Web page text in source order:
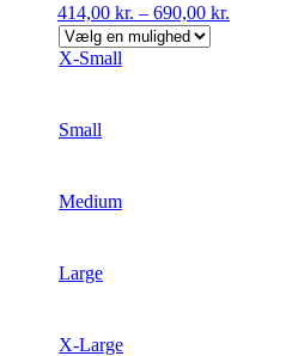
kan
vælges
414,00 kr. – 690,00 kr.
X-Small
Small
Medium
Large
X-Large